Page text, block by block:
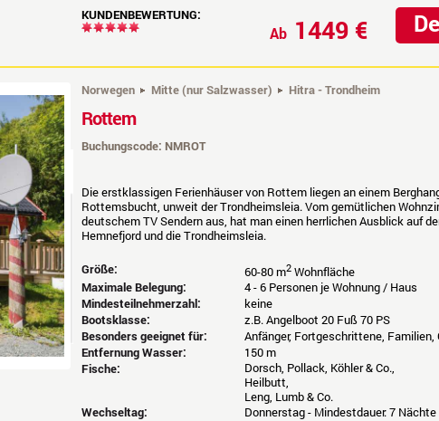
KUNDENBEWERTUNG:
Ab 1449 €
Norwegen Mitte (nur Salzwasser) Hitra - Trondheim
Rottem
Buchungscode: NMROT
Die erstklassigen Ferienhäuser von Rottem liegen an einem
Rottemsbucht, unweit der Trondheimsleia. Vom gemütlichen
deutschem TV Sendern aus, hat man einen herrlichen Ausblick auf
Hemnefjord und die Trondheimsleia.
Größe: 60-80 m2 Wohnfläche
Maximale Belegung:
4 - 6 Personen je Wohnung / Haus
Mindesteilnehmerzahl:
keine
Bootsklasse:
z.B. Angelboot 20 Fuß 70 PS
Besonders geeignet für:
Anfänger, Fortgeschrittene, Familien,
Entfernung Wasser:
150 m
Fische:
Dorsch, Pollack, Köhler & Co.,
Heilbutt,
Leng, Lumb & Co.
Wechseltag:
Donnerstag - Mindestdauer: 7 Nächte